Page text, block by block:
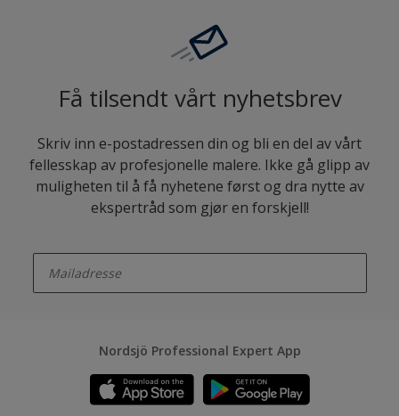
Få tilsendt vårt nyhetsbrev
Skriv inn e-postadressen din og bli en del av vårt
fellesskap av profesjonelle malere. Ikke gå glipp av
muligheten til å få nyhetene først og dra nytte av
ekspertråd som gjør en forskjell!
Nordsjö Professional Expert App